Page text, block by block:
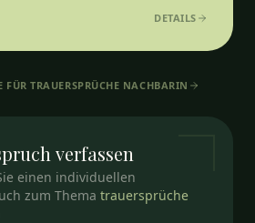
DETAILS
FÜRTRAUERSPRÜCHE NACHBARIN
verfassen
einen individuellen
zum Thema trauersprüche